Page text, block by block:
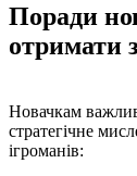
Поради
отримати
Новачкам
стратегічне
ігроманів: